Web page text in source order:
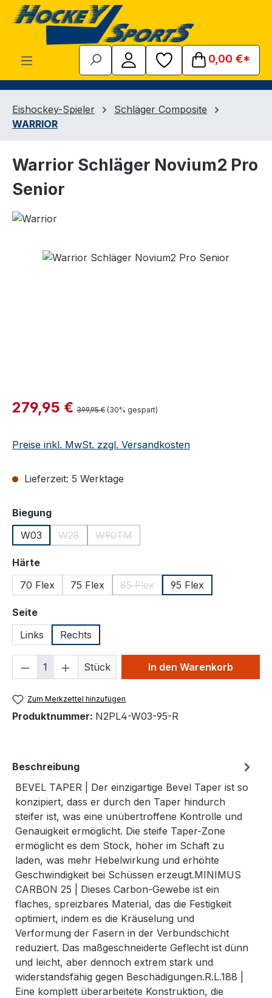
Zum Hauptinhalt springen
0,00 €*
Eishockey-Spieler
Schläger Composite
WARRIOR
Warrior Schläger Novium2 Pro
Senior
Bildergalerie überspringen
Verkaufspreis:
279,95 € Regulärer Preis:
399,95 € (30% gespart)
Preise inkl. MwSt. zzgl. Versandkosten
Lieferzeit: 5 Werktage
Biegungauswählen
W03
W28
(Diese Option ist zurzeit nicht verfügbar.)
W90TM
(Diese Option ist zurzeit nicht
Härteauswählen
70 Flex
75 Flex 85 Flex
(Diese Option ist zurzeit nicht
95 Flex
Seiteauswählen
Links
Rechts
Produkt Anzahl: Gib den
Stück In den Warenkorb
Zum Merkzettel hinzufügen
Produktnummer: N2PL4-W03-95-R
Beschreibung
BEVEL TAPER | Der einzigartige Bevel Taper ist so
konzipiert, dass er durch den Taper hindurch
steifer ist, was eine unübertroffene Kontrolle und
Genauigkeit ermöglicht. Die steife Taper-Zone
ermöglicht es dem Stock, höher im Schaft zu
laden, was mehr Hebelwirkung und erhöhte
Geschwindigkeit bei Schüssen erzeugt.MINIMUS
CARBON 25 | Dieses Carbon-Gewebe ist ein
flaches, spreizbares Material, das die Festigkeit
optimiert, indem es die Kräuselung und
Verformung der Fasern in der Verbundschicht
reduziert. Das maßgeschneiderte Geflecht ist dünn
und leicht, aber dennoch extrem stark und
widerstandsfähig gegen Beschädigungen.R.L.188 |
Eine komplett überarbeitete Konstruktion, die